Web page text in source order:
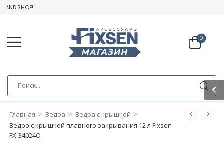
SHOP!
0
Главная > Ведра > Ведра с крышкой >
Ведро с крышкой плавного закрывания 12 л Fixsen
FX-34024O